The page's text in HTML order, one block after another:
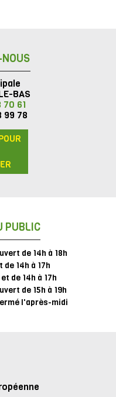
BAS
61
99 78
PUBLIC
de 14h à 18h
de 14h à 17h
de 14h à 17h
de 15h à 19h
l'après-midi